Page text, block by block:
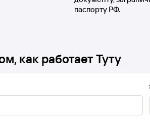
паспорту РФ.
как работает Туту